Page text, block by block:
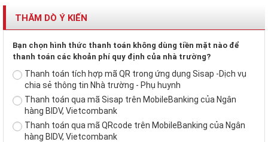
THĂM DÒ Ý KIẾN
Bạn chọn hình thức thanh toán không dùng tiền mặt nào để
thanh toán các khoản phí quy định của nhà trường?
Thanh toán tích hợp mã QR trong ứng dụng Sisap -Dịch vụ
chia sẻ thông tin Nhà trường - Phụ huynh
Thanh toán qua mã Sisap trên MobileBanking của Ngân
hàng BIDV, Vietcombank
Thanh toán qua mã QRcode trên MobileBanking của Ngân
hàng BIDV, Vietcombank